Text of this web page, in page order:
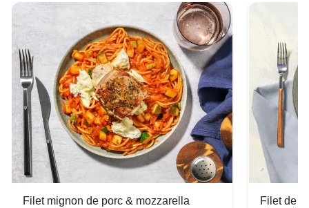
Filet mignon de porc & mozzarella
Filet de